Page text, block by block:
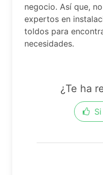
negocio. Así que,
expertos en
toldos para
necesidades.
¿Te ha
Si